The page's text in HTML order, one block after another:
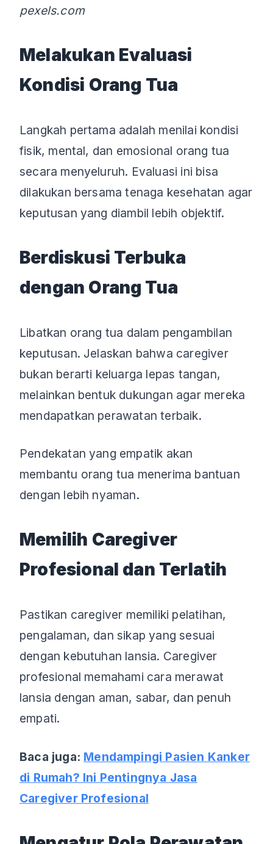
pexels.com
Melakukan Evaluasi
Kondisi Orang Tua
Langkah pertama adalah menilai kondisi
fisik, mental, dan emosional orang tua
secara menyeluruh. Evaluasi ini bisa
dilakukan bersama tenaga kesehatan agar
keputusan yang diambil lebih objektif.
Berdiskusi Terbuka
dengan Orang Tua
Libatkan orang tua dalam pengambilan
keputusan. Jelaskan bahwa caregiver
bukan berarti keluarga lepas tangan,
melainkan bentuk dukungan agar mereka
mendapatkan perawatan terbaik.
Pendekatan yang empatik akan
membantu orang tua menerima bantuan
dengan lebih nyaman.
Memilih Caregiver
Profesional dan Terlatih
Pastikan caregiver memiliki pelatihan,
pengalaman, dan sikap yang sesuai
dengan kebutuhan lansia. Caregiver
profesional memahami cara merawat
lansia dengan aman, sabar, dan penuh
empati.
Baca juga: Mendampingi Pasien Kanker
di Rumah? Ini Pentingnya Jasa
Caregiver Profesional